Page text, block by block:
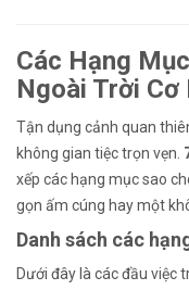
Các Hạng
Ngoài Trời Cơ
Tận dụng cảnh quan
không gian tiệc trọn vẹn.
xếp các hạng mục sao
gọn ấm cúng hay một
Danh sách các
Dưới đây là các đầu việc